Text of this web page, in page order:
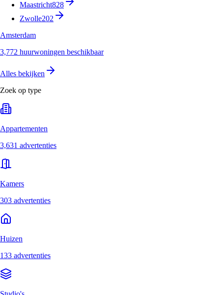
Maastricht828
Zwolle202
Amsterdam
3,772 huurwoningen beschikbaar
Alles bekijken
Zoek op type
Appartementen
3,631 advertenties
Kamers
303 advertenties
Huizen
133 advertenties